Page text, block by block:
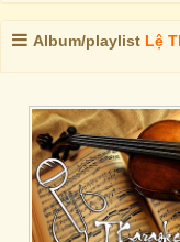
Album/playlist Lệ